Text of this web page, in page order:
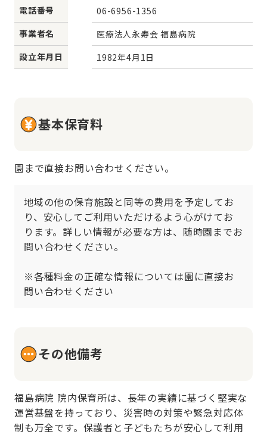
電話番号
06-6956-1356
事業者名
医療法人永寿会 福島病院
設立年月日
1982年4月1日
基本保育料
園まで直接お問い合わせください。
地域の他の保育施設と同等の費用を予定してお
り、安心してご利用いただけるよう心がけてお
ります。詳しい情報が必要な方は、随時園までお
問い合わせください。
※各種料金の正確な情報については園に直接お
問い合わせください
その他備考
福島病院 院内保育所は、長年の実績に基づく堅実な
運営基盤を持っており、災害時の対策や緊急対応体
制も万全です。保護者と子どもたちが安心して利用